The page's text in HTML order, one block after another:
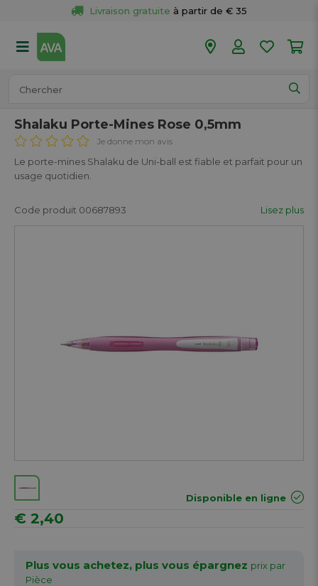
Livraison gratuite à partir de € 35
50 magasins
Shalaku Porte-Mines Rose 0,5mm
Je donne mon avis
Le porte-mines Shalaku de Uni-ball est fiable et parfait pour un
usage quotidien.
Code produit 00687893 Lisez plus
Disponible en ligne
€ 2,40
Plus vous achetez, plus vous épargnez prix par
Pièce